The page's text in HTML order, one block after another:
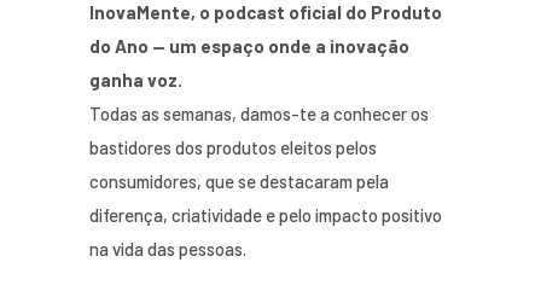
InovaMente, o podcast oficial do Produto
do Ano — um espaço onde a inovação
ganha voz.
Todas as semanas, damos-te a conhecer os
bastidores dos produtos eleitos pelos
consumidores, que se destacaram pela
diferença, criatividade e pelo impacto positivo
na vida das pessoas.